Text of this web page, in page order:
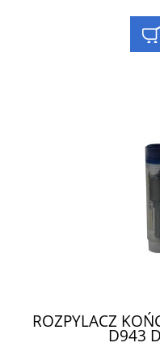
ROZPYLACZ
D943